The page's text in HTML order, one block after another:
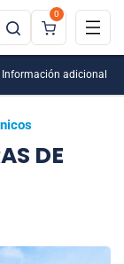
0
DE
Información adicional